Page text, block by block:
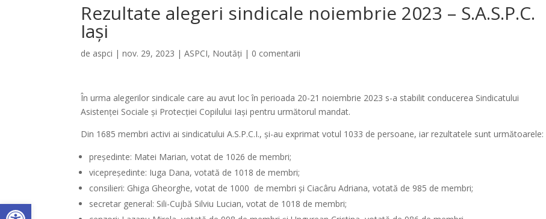
Deschide bara de unelte
Rezultate alegeri sindicale noiembrie 2023 – S.A.S.P.C.
Iași
de aspci |nov. 29, 2023 |ASPCI, Noutăți | 0 comentarii
În urma alegerilor sindicale care au avut loc în perioada 20-21 noiembrie 2023 s-a stabilit conducerea Sindicatului
Asistenței Sociale și Protecției Copilului Iași pentru următorul mandat.
Din 1685 membri activi ai sindicatului A.S.P.C.I., și-au exprimat votul 1033 de persoane, iar rezultatele sunt următoarele:
președinte: Matei Marian, votat de 1026 de membri;
vicepreședinte: Iuga Dana, votată de 1018 de membri;
consilieri: Ghiga Gheorghe, votat de 1000 de membri și Ciacâru Adriana, votată de 985 de membri;
secretar general: Sili-Cujbă Silviu Lucian, votat de 1018 de membri;